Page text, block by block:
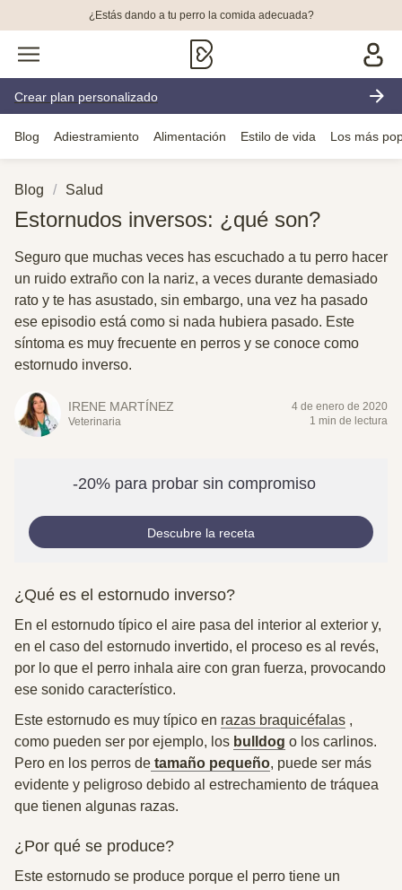
¿Estás dando a tu perro la comida adecuada?
Crear plan personalizado
Blog Adiestramiento Alimentación Estilo de vida Los más
Blog Salud
Estornudos inversos: ¿qué son?
Seguro que muchas veces has escuchado a tu perro hacer
un ruido extraño con la nariz, a veces durante demasiado
rato y te has asustado, sin embargo, una vez ha pasado
ese episodio está como si nada hubiera pasado. Este
síntoma es muy frecuente en perros y se conoce como
estornudo inverso.
IRENE MARTÍNEZ
Veterinaria
4 de enero de 2020
1 min de lectura
-20% para probar sin compromiso
Descubre la receta
¿Qué es el estornudo inverso?
En el estornudo típico el aire pasa del interior al exterior y,
en el caso del estornudo invertido, el proceso es al revés,
por lo que el perro inhala aire con gran fuerza, provocando
ese sonido característico.
Este estornudo es muy típico en razas braquicéfalas ,
como pueden ser por ejemplo, los bulldog o los carlinos.
Pero en los perros de tamaño pequeño, puede ser más
evidente y peligroso debido al estrechamiento de tráquea
que tienen algunas razas.
¿Por qué se produce?
Este estornudo se produce porque el perro tiene un